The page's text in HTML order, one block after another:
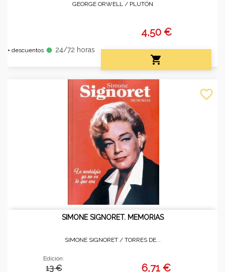
GEORGE ORWELL / PLUTÓN
+ descuentos fiber_manual_record 24/72 horas
4,50 €

SIMONE SIGNORET. MEMORIAS
SIMONE SIGNORET / TORRES DE...
Edición:
13 € 6,71 €
favorite_border